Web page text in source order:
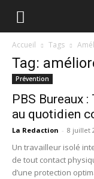
Accueil Tags
Tag:
Prévention
PBS Bureaux
au quotidien
La Redaction - 8 juillet
Un travailleur isolé
de tout contact
d’une protection